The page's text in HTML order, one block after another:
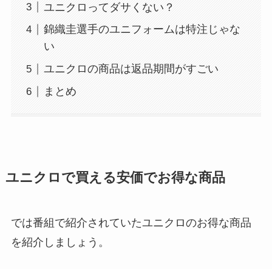
ユニクロってダサくない？
錦織圭選手のユニフォームは特注じゃな
い
ユニクロの商品は返品期間がすごい
まとめ
ユニクロで買える安価でお得な商品
では番組で紹介されていたユニクロのお得な商品
を紹介しましょう。